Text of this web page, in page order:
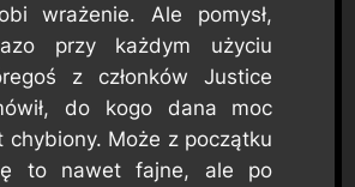
wrażenie. Ale pomysł,
przy każdym użyciu
z członków Justice
do kogo dana moc
chybiony. Może z początku
to nawet fajne, ale po